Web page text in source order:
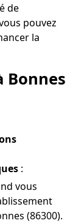
de
pouvez
la
Bonnes
:
vous
(86300).